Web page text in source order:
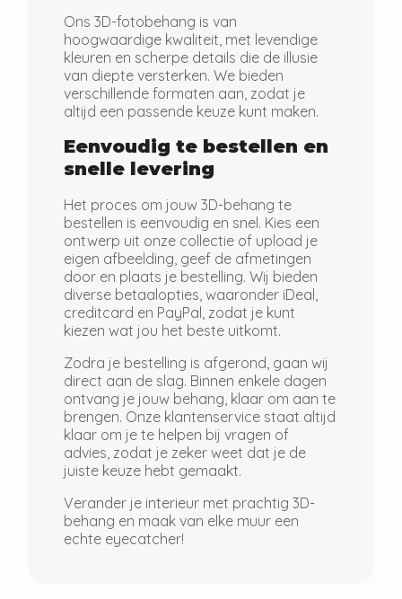
Ons 3D-fotobehang is van
hoogwaardige kwaliteit, met levendige
kleuren en scherpe details die de illusie
van diepte versterken. We bieden
verschillende formaten aan, zodat je
altijd een passende keuze kunt maken.
Eenvoudig te bestellen en
snelle levering
Het proces om jouw 3D-behang te
bestellen is eenvoudig en snel. Kies een
ontwerp uit onze collectie of upload je
eigen afbeelding, geef de afmetingen
door en plaats je bestelling. Wij bieden
diverse betaalopties, waaronder iDeal,
creditcard en PayPal, zodat je kunt
kiezen wat jou het beste uitkomt.
Zodra je bestelling is afgerond, gaan wij
direct aan de slag. Binnen enkele dagen
ontvang je jouw behang, klaar om aan te
brengen. Onze klantenservice staat altijd
klaar om je te helpen bij vragen of
advies, zodat je zeker weet dat je de
juiste keuze hebt gemaakt.
Verander je interieur met prachtig 3D-
behang en maak van elke muur een
echte eyecatcher!